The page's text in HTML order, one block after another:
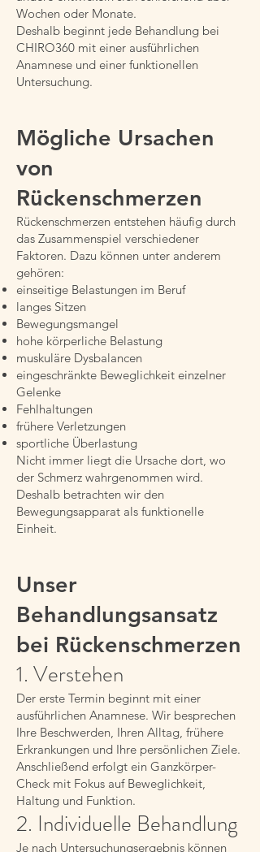
Wochen oder Monate.
Deshalb beginnt jede Behandlung bei
CHIRO360 mit einer ausführlichen
Anamnese und einer funktionellen
Untersuchung.
Mögliche Ursachen
von
Rückenschmerzen
Rückenschmerzen entstehen häufig durch
das Zusammenspiel verschiedener
Faktoren. Dazu können unter anderem
gehören:
einseitige Belastungen im Beruf
langes Sitzen
Bewegungsmangel
hohe körperliche Belastung
muskuläre Dysbalancen
eingeschränkte Beweglichkeit einzelner
Gelenke
Fehlhaltungen
frühere Verletzungen
sportliche Überlastung
Nicht immer liegt die Ursache dort, wo
der Schmerz wahrgenommen wird.
Deshalb betrachten wir den
Bewegungsapparat als funktionelle
Einheit.
Unser
Behandlungsansatz
bei Rückenschmerzen
1. Verstehen
Der erste Termin beginnt mit einer
ausführlichen Anamnese. Wir besprechen
Ihre Beschwerden, Ihren Alltag, frühere
Erkrankungen und Ihre persönlichen Ziele.
Anschließend erfolgt ein Ganzkörper-
Check mit Fokus auf Beweglichkeit,
Haltung und Funktion.
2. Individuelle Behandlung
Je nach Untersuchungsergebnis können